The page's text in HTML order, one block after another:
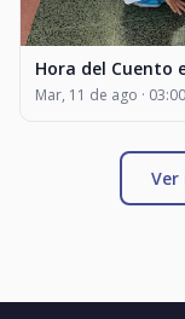
Hora del Cuento
Mar, 11 de ago ·
Ver